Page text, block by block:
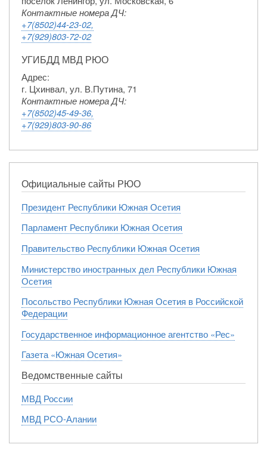
Контактные номера ДЧ:
+7(8502)44-23-02,
+7(929)803-72-02
УГИБДД МВД РЮО
Адрес:
г. Цхинвал, ул. В.Путина, 71
Контактные номера ДЧ:
+7(8502)45-49-36,
+7(929)803-90-86
Официальные сайты РЮО
Президент Республики Южная Осетия
Парламент Республики Южная Осетия
Правительство Республики Южная Осетия
Министерство иностранных дел Республики Южная
Осетия
Посольство Республики Южная Осетия в Российской
Федерации
Государственное информационное агентство «Рес»
Газета «Южная Осетия»
Ведомственные сайты
МВД России
МВД РСО-Алании